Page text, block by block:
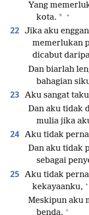
Yang
kota. * +
22 Jika aku
memerlukan
dicabut
Dan biarlah
bahagian
23 Aku sangat
Dan aku tidak
mulia jika
24 Aku tidak
Dan aku tidak
sebagai
25 Aku tidak
kekayaanku, +
Meskipun aku
benda. +